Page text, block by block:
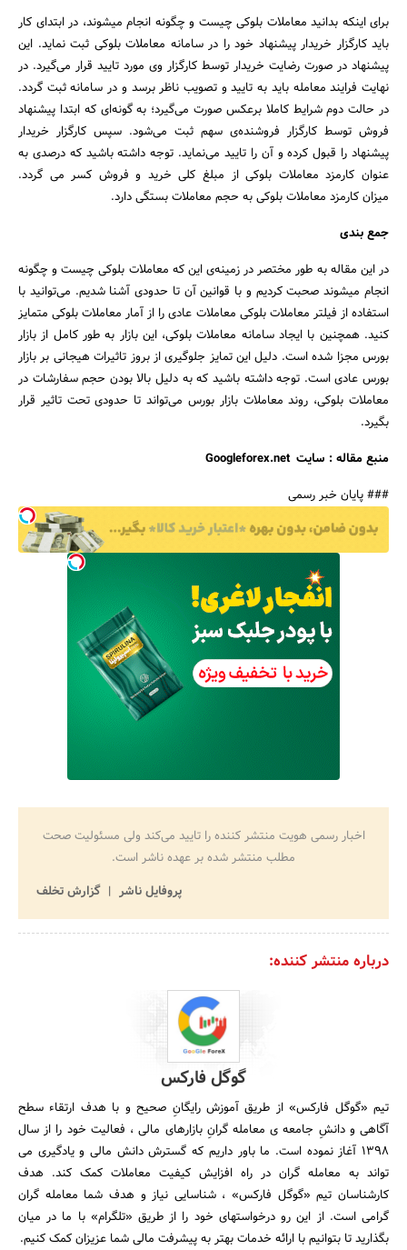
برای اینکه بدانید معاملات بلوکی چیست و چگونه انجام میشوند، در ابتدای کار
باید کارگزار خریدار پیشنهاد خود را در سامانه معاملات بلوکی ثبت نماید. این
پیشنهاد در صورت رضایت خریدار توسط کارگزار وی مورد تایید قرار می‌گیرد. در
نهایت فرایند معامله باید به تایید و تصویب ناظر برسد و در سامانه ثبت گردد.
در حالت دوم شرایط کاملا برعکس صورت می‌گیرد؛ به گونه‌ای که ابتدا پیشنهاد
فروش توسط کارگزار فروشنده‌ی سهم ثبت می‌شود. سپس کارگزار خریدار
پیشنهاد را قبول کرده و آن را تایید می‌نماید. توجه داشته باشید که درصدی به
عنوان کارمزد معاملات بلوکی از مبلغ کلی خرید و فروش کسر می گردد.
میزان کارمزد معاملات بلوکی به حجم معاملات بستگی دارد.
جمع بندی
در این مقاله به طور مختصر در زمینه‌ی این که معاملات بلوکی چیست و چگونه
انجام میشوند صحبت کردیم و با قوانین آن تا حدودی آشنا شدیم. می‌توانید با
استفاده از فیلتر معاملات بلوکی معاملات عادی را از آمار معاملات بلوکی متمایز
کنید. همچنین با ایجاد سامانه معاملات بلوکی، این بازار به طور کامل از بازار
بورس مجزا شده است. دلیل این تمایز جلوگیری از بروز تاثیرات هیجانی بر بازار
بورس عادی است. توجه داشته باشید که به دلیل بالا بودن حجم سفارشات در
معاملات بلوکی، روند معاملات بازار بورس می‌تواند تا حدودی تحت تاثیر قرار
بگیرد.
منبع مقاله : سایت Googleforex.net
### پایان خبر رسمی
اخبار رسمی هویت منتشر کننده را تایید می‌کند ولی مسئولیت صحت
مطلب منتشر شده بر عهده ناشر است.
پروفایل ناشر
گزارش تخلف
درباره منتشر کننده:
گوگل فارکس
تیم «گوگل فارکس» از طریق آموزش رایگانِ صحیح و با هدف ارتقاء سطح
آگاهی و دانشِ جامعه ی معامله گرانِ بازارهای مالی ، فعالیت خود را از سال
1398 آغاز نموده است. ما باور داریم که گسترش دانش مالی و یادگیری می
تواند به معامله گران در راه افزایش کیفیت معاملات کمک کند. هدف
کارشناسان تیم «گوگل فارکس» ، شناسایی نیاز و هدف شما معامله گران
گرامی است. از این رو درخواستهای خود را از طریق «تلگرام» با ما در میان
بگذارید تا بتوانیم با ارائه خدمات بهتر به پیشرفت مالی شما عزیزان کمک کنیم.